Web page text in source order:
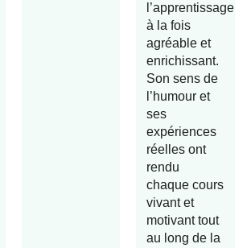
l’apprentissage
à la fois
agréable et
enrichissant.
Son sens de
l’humour et
ses
expériences
réelles ont
rendu
chaque cours
vivant et
motivant tout
au long de la